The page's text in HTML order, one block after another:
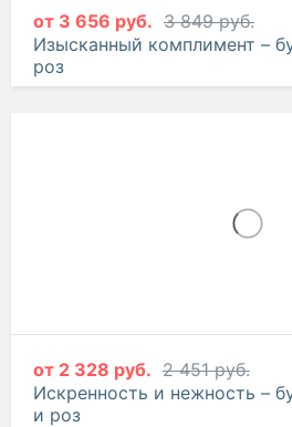
от 3 656 руб. 3 849 руб.
Изысканный комплимент –
роз
от 2 328 руб. 2 451 руб.
Искренность и нежность –
и роз